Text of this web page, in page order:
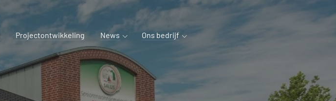
Projectontwikkeling News Ons bedrijf